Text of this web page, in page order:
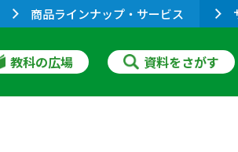
商品ラインナップ・サービス
教科の広場 資料をさがす